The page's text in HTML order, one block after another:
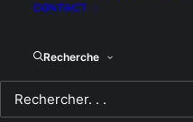
CONTACT
Recherche